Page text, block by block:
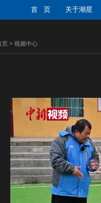
首 页 关于潮星
页 > 视频中心